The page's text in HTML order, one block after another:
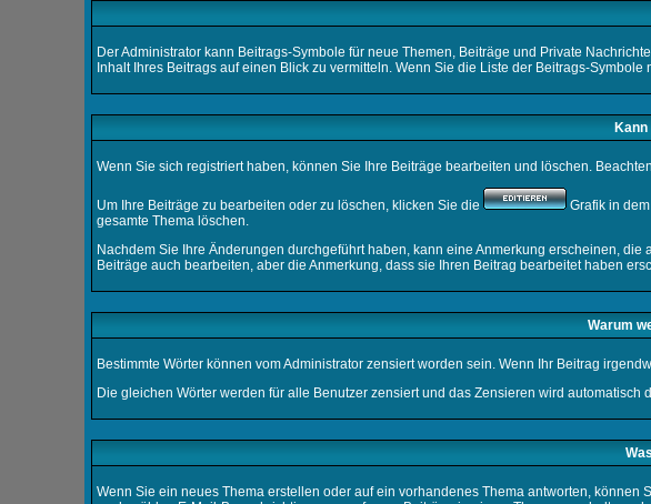
Der Administrator kann Beitrags-Symbole für neue Themen, Beiträge und Private
Inhalt Ihres Beitrags auf einen Blick zu vermitteln. Wenn Sie die Liste der Beitrags-
Wenn Sie sich registriert haben, können Sie Ihre Beiträge bearbeiten und löschen.
Um Ihre Beiträge zu bearbeiten oder zu löschen, klicken Sie die
Grafik in dem
gesamte Thema löschen.
Nachdem Sie Ihre Änderungen durchgeführt haben, kann eine Anmerkung erscheinen,
Beiträge auch bearbeiten, aber die Anmerkung, dass sie Ihren Beitrag bearbeitet haben
Warum
Bestimmte Wörter können vom Administrator zensiert worden sein. Wenn Ihr Beitrag
Die gleichen Wörter werden für alle Benutzer zensiert und das Zensieren wird
Wenn Sie ein neues Thema erstellen oder auf ein vorhandenes Thema antworten,